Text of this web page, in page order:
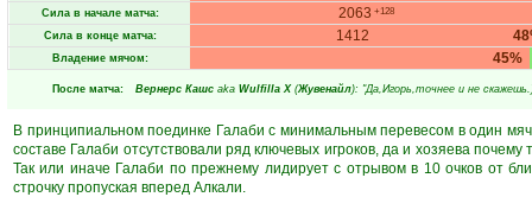
Сила в начале матча: 2063 +128
Сила в конце матча: 1412
Владение мячом: 45%
После матча: Вернерс Кашс aka Wulfilla X (Жувенайл): "Да,Игорь,точнее и не
В принципиальном поединке Галаби с минимальным перевесом в один
составе Галаби отсутствовали ряд ключевых игроков, да и хозяева
Так или иначе Галаби по прежнему лидирует с отрывом в 10 очков от
строчку пропуская вперед Алкали.